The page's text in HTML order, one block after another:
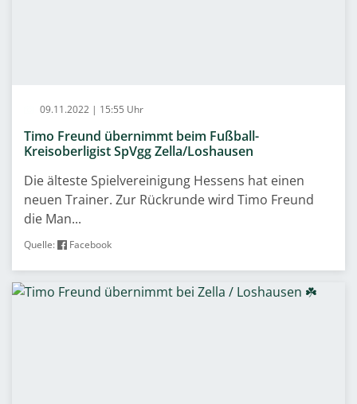
09.11.2022 | 15:55 Uhr
Timo Freund übernimmt beim Fußball-
Kreisoberligist SpVgg Zella/Loshausen
Die älteste Spielvereinigung Hessens hat einen
neuen Trainer. Zur Rückrunde wird Timo Freund
die Man...
Quelle: Facebook